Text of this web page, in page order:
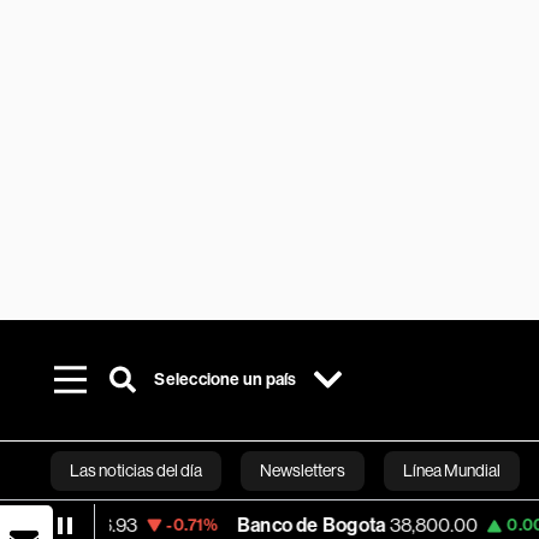
Seleccione un país
Las noticias del día Newsletters Línea Mundial
Bloomberg
-0.71% Banco de Bogota 38,800.00 0.00%